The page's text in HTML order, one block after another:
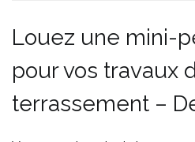
Louez une mini-
pour vos travaux
terrassement –